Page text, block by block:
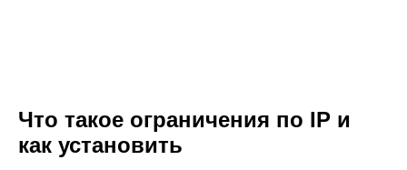
Что такое ограничения по IP и
как установить